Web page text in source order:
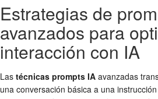
Estrategias de
avanzados para
interacción con IA
Las técnicas prompts IA avanzadas
una conversación básica a una